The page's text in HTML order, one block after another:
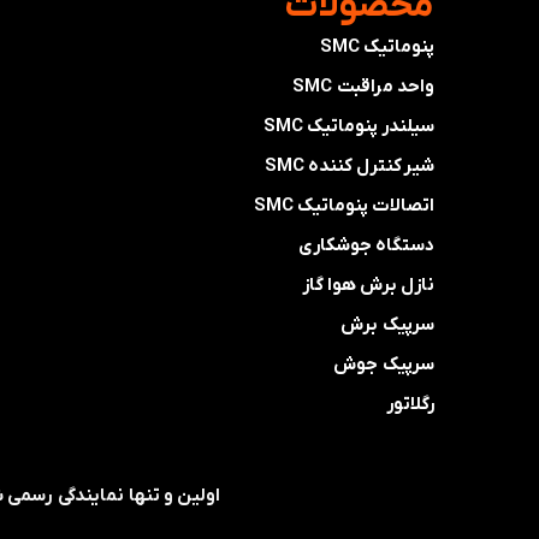
پنوماتیک SMC
واحد مراقبت SMC
سیلندر پنوماتیک SMC
شیر کنترل کننده SMC
اتصالات پنوماتیک SMC
دستگاه جوشکاری
نازل برش هوا گاز
سرپیک برش
سرپیک جوش
رگلاتور